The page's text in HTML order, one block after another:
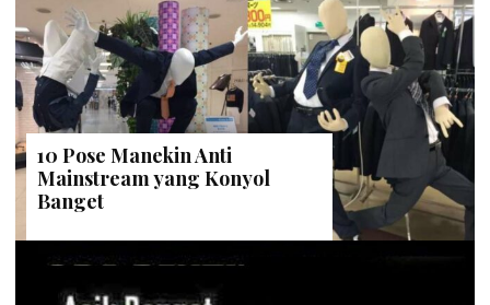
10 Pose Manekin Anti
Mainstream yang Konyol
Banget